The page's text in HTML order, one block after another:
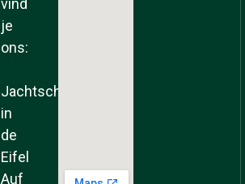
vind
je
ons:
Jachtschool
in
de
Eifel
Auf